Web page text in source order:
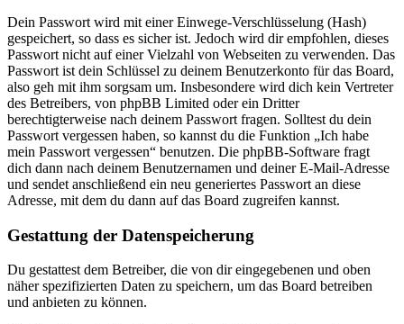
Dein Passwort wird mit einer Einwege-Verschlüsselung (Hash)
gespeichert, so dass es sicher ist. Jedoch wird dir empfohlen, dieses
Passwort nicht auf einer Vielzahl von Webseiten zu verwenden. Das
Passwort ist dein Schlüssel zu deinem Benutzerkonto für das Board,
also geh mit ihm sorgsam um. Insbesondere wird dich kein Vertreter
des Betreibers, von phpBB Limited oder ein Dritter
berechtigterweise nach deinem Passwort fragen. Solltest du dein
Passwort vergessen haben, so kannst du die Funktion „Ich habe
mein Passwort vergessen“ benutzen. Die phpBB-Software fragt
dich dann nach deinem Benutzernamen und deiner E-Mail-Adresse
und sendet anschließend ein neu generiertes Passwort an diese
Adresse, mit dem du dann auf das Board zugreifen kannst.
Gestattung der Datenspeicherung
Du gestattest dem Betreiber, die von dir eingegebenen und oben
näher spezifizierten Daten zu speichern, um das Board betreiben
und anbieten zu können.